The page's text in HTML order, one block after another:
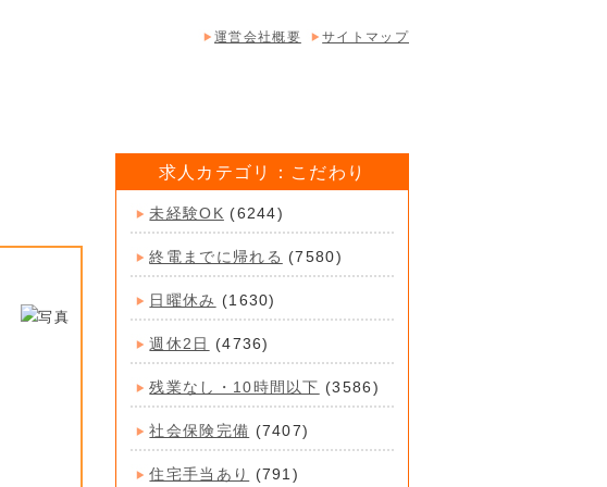
運営会社概要
サイトマップ
求人カテゴリ：こだわり
未経験OK (6244)
終電までに帰れる (7580)
日曜休み (1630)
週休2日 (4736)
残業なし・10時間以下 (3586)
社会保険完備 (7407)
住宅手当あり (791)